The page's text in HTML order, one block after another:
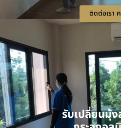
ติดต่อเรา
รับเปลี่ยนมุ้ง